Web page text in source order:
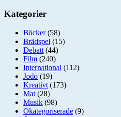
Kategorier
Böcker(58)
Brädspel (15)
Debatt (44)
Film (240)
International (112)
Jodo (19)
Kreativt (173)
Mat (28)
Musik (98)
Okategoriserade (9)